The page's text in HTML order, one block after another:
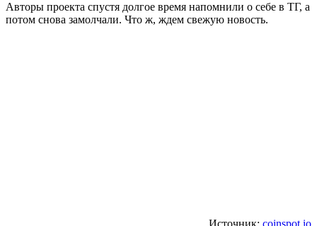
Авторы проекта спустя долгое время напомнили о себе в ТГ, а
потом снова замолчали. Что ж, ждем свежую новость.